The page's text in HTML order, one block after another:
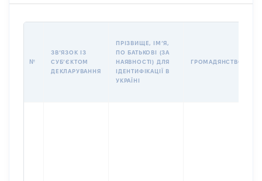
№
ЗВʼЯЗОК ІЗ
СУБʼЄКТОМ
ДЕКЛАРУВАННЯ
ПРІЗВИЩЕ, ІМʼЯ,
ПО БАТЬКОВІ (ЗА
НАЯВНОСТІ) ДЛЯ
ІДЕНТИФІКАЦІЇ В
УКРАЇНІ
ГРОМАДЯНСТВО